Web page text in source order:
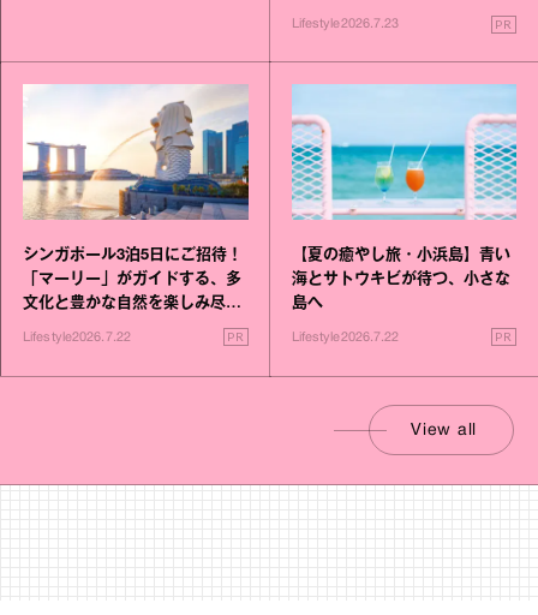
Lifestyle2026.7.23 PR
シンガポール3泊5日にご招待！
「マーリー」がガイドする、多
文化と豊かな自然を楽しみ尽く
Lifestyle2026.7.22 PR
【夏の癒やし旅・小浜島】青い
海とサトウキビが待つ、小さな
島へ
Lifestyle2026.7.22 PR
View all